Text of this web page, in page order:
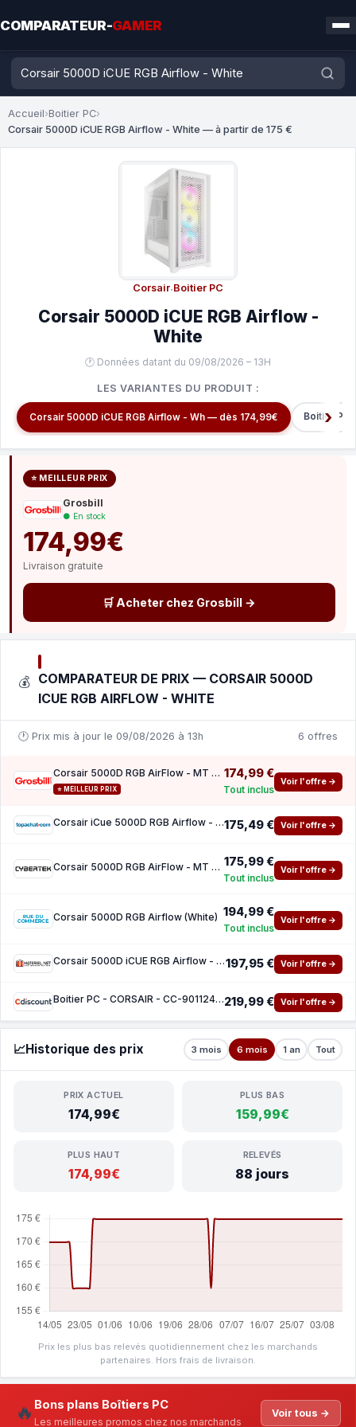
COMPARATEUR-GAMER
Accueil›Boitier PC›
Corsair 5000D iCUE RGB Airflow - White — à partir de 175 €
Corsair·Boitier PC
Corsair 5000D iCUE RGB Airflow -
White
🕐 Données datant du 09/08/2026 – 13H
LES VARIANTES DU PRODUIT :
Corsair 5000D iCUE RGB Airflow - Wh — dès 174,99€ Boitier PC
⭐ MEILLEUR PRIX
Grosbill
● En stock
174,99€
Livraison gratuite
🛒 Acheter chez Grosbill →
💰 COMPARATEUR DE PRIX — CORSAIR 5000D
ICUE RGB AIRFLOW - WHITE
🕐 Prix mis à jour le 09/08/2026 à 13h 6 offres
Corsair 5000D RGB AirFlow - MT Sans Alim E-ATX - White
⭐ MEILLEUR PRIX
174,99 €
Tout inclus
Voir l'offre →
Corsair iCue 5000D RGB Airflow - White ( 10 de reduction avec le code promo KOO )175,49 € Voir l'offre →
Corsair 5000D RGB AirFlow - MT Sans Alim E-ATX - Blanc 175,99 €
Tout inclus
Voir l'offre →
Corsair 5000D RGB Airflow (White) 194,99 €
Tout inclus
Voir l'offre →
Corsair 5000D iCUE RGB Airflow - White197,95 € Voir l'offre →
Boitier PC - CORSAIR - CC-9011243-WW - ICUE 5000D RGB AIRFLOW - Moyen-tour - 3 fans AF120219,99 € Voir l'offre →
📈Historique des prix 3 mois 6 mois 1 an Tout
PRIX ACTUEL
174,99€
PLUS BAS
159,99€
PLUS HAUT
174,99€
RELEVÉS
88 jours
Prix les plus bas relevés quotidiennement chez les marchands
partenaires. Hors frais de livraison.
🔥 Bons plans Boîtiers PC
Les meilleures promos chez nos marchands
Voir tous →